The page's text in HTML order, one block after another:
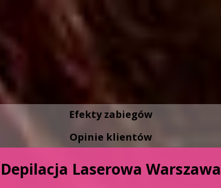
Efekty zabiegów
Opinie klientów
Depilacja Laserowa Warszawa